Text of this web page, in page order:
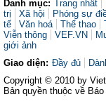
Danh mục: Trang nhất
trị
Xã hội Phóng sự
tế
Văn hoá Thể thao
Viễn thông
VEF.VN
giới ảnh
Giao diện: Đầy đủ
Copyright © 2010 by
Bản quyền thuộc về